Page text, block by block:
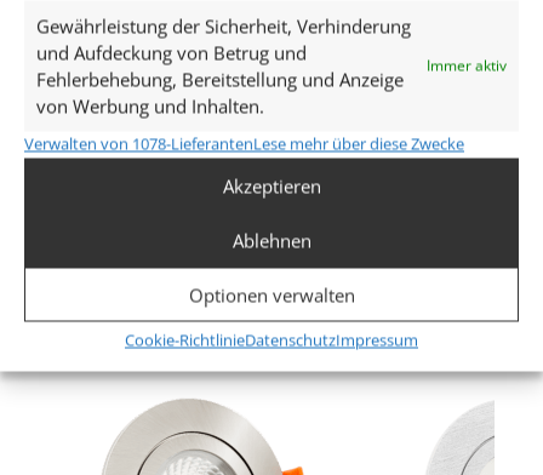
Gewährleistung der Sicherheit, Verhinderung
und Aufdeckung von Betrug und
Fehlerbehebung, Bereitstellung und Anzeige
von Werbung und Inhalten.
Immer aktiv
Verwalten von 1078-LieferantenLese mehr über diese Zwecke
Akzeptieren
Ablehnen
Optionen verwalten
Cookie-RichtlinieDatenschutzImpressum
AC 230V
Leistung (W)
9W
Glühbirnenersatz
Abstrahlwinkel
90° Milchglas
Mehr anzeigen
Ähnliche Produkte